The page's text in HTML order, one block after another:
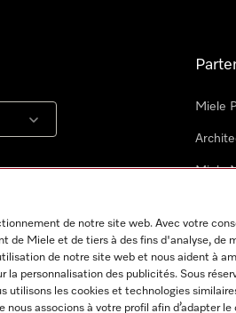
Miele
Miele
de notre site web. Avec votre
de Miele et de tiers à des fins d'analyse, de
de notre site web et nous aident à
personnalisation des publicités. Sous
les cookies et technologies
associons à votre profil afin d’adapter le